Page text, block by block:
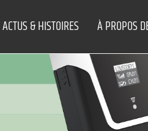
ACTUS & HISTOIRES À PROPOS